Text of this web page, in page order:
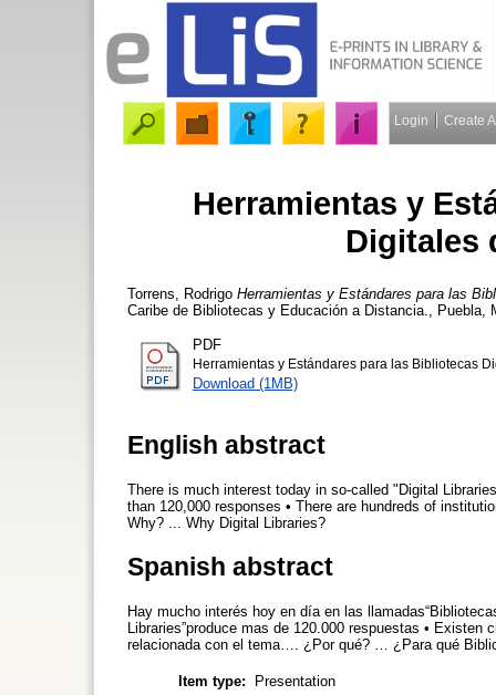
Login Create
Herramientas y
Digitales
Torrens, Rodrigo Herramientas y Estándares para las
Caribe de Bibliotecas y Educación a Distancia., Puebla,
PDF
Herramientas y Estándares para las Bibliotecas
Download (1MB)
English abstract
There is much interest today in so-called "Digital
than 120,000 responses • There are hundreds of
Why? ... Why Digital Libraries?
Spanish abstract
Hay mucho interés hoy en día en las
Libraries”produce mas de 120.000 respuestas •
relacionada con el tema…. ¿Por qué? … ¿Para qué
Item type:
Presentation